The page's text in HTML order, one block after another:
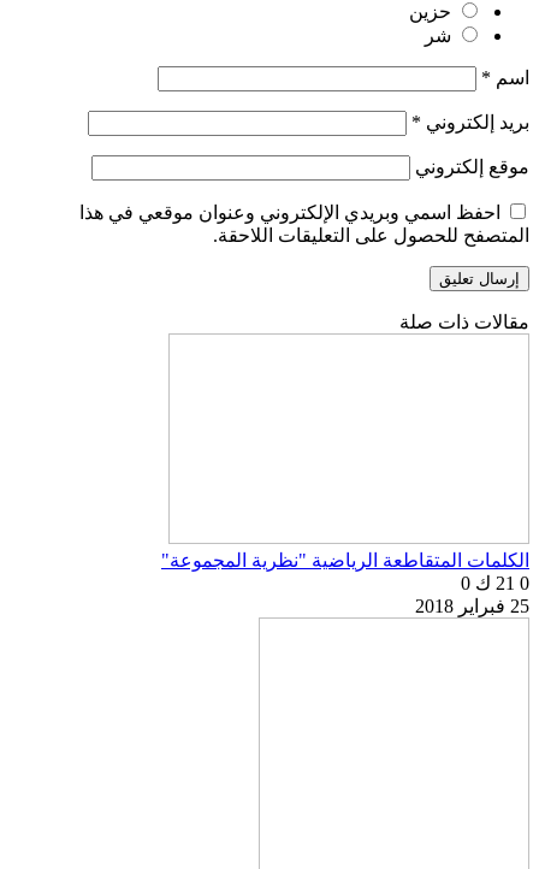
حزين
شر
اسم *
بريد إلكتروني *
موقع إلكتروني
احفظ اسمي وبريدي الإلكتروني وعنوان موقعي في هذا
المتصفح للحصول على التعليقات اللاحقة.
مقالات ذات صلة
الكلمات المتقاطعة الرياضية "نظرية المجموعة"
0 21 ك
0
25 فبراير 2018